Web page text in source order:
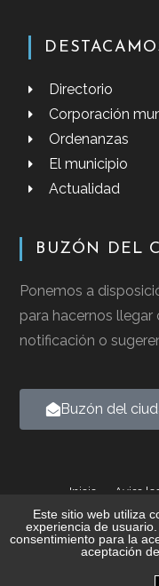
Directorio
Corporación
Ordenanzas
El municipio
Actualidad
BUZÓN DEL
Ponemos a
para hacernos llegar
notificación o
Buzón del
Inicio Aviso
2026 © Ayuntamiento
Este sitio web utiliza
experiencia de
consentimiento para la
aceptación